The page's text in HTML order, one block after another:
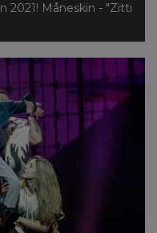
2021! Måneskin - "Zitti